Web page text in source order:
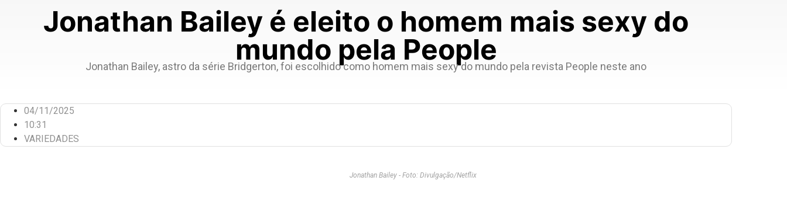
Jonathan Bailey é eleito o homem mais sexy do
mundo pela People
Jonathan Bailey, astro da série Bridgerton, foi escolhido como homem mais sexy do mundo pela revista People neste ano
04/11/2025
10:31
VARIEDADES
Jonathan Bailey - Foto: Divulgação/Netflix